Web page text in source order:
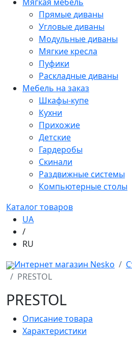
Прямые диваны
Угловые диваны
Модульные диваны
Мягкие кресла
Пуфики
Раскладные диваны
Мебель на заказ
Шкафы-купе
Кухни
Прихожие
Детские
Гардеробы
Скинали
Раздвижные системы
Компьютерные столы
Каталог товаров
UA
/
RU
Интернет магазин Nesko
PRESTOL
PRESTOL
Описание товара
Характеристики